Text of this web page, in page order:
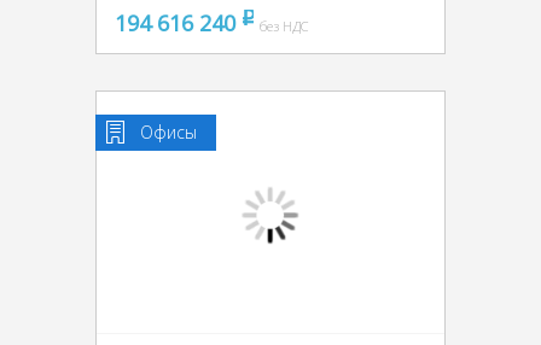
194 616 240 pуббез НДС
Офисы